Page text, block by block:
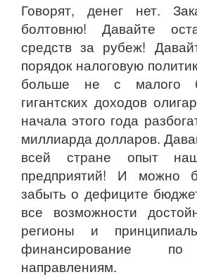
Говорят, денег нет.
болтовню! Давайте
средств за рубеж!
порядок налоговую
больше не с малого
гигантских доходов
начала этого года
миллиарда долларов.
всей стране опыт
предприятий! И можно
забыть о дефиците
все возможности
регионы и
финансирование
направлениям.